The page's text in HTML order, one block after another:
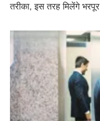
तरीका, इस तरह मिलेंगे भरपूर